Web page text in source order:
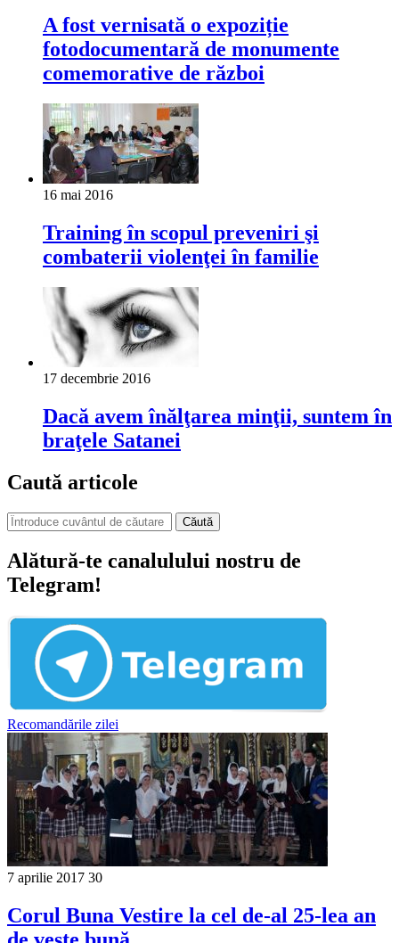
A fost vernisată o expoziție
fotodocumentară de monumente
comemorative de război
16 mai 2016
Training în scopul preveniri şi
combaterii violenţei în familie
17 decembrie 2016
Dacă avem înălţarea minţii, suntem în
braţele Satanei
Caută articole
Căută
Alătură-te canalulului nostru de
Telegram!
Recomandările zilei
7 aprilie 2017 30
Corul Buna Vestire la cel de-al 25-lea an